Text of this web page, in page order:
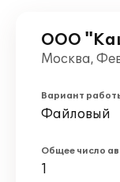
ООО
Москва,
Вариант
Файловый
Общее число
1